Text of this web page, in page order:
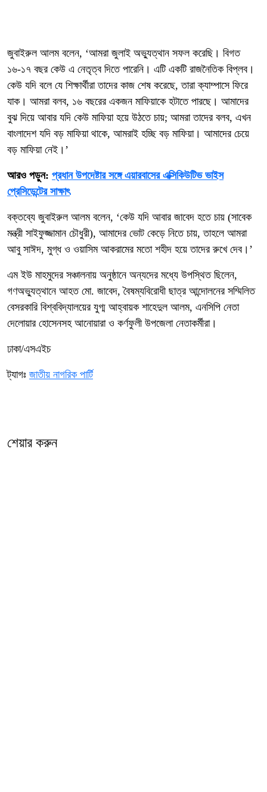
জুবাইরুল আলম বলেন, ‘আমরা জুলাই অভ্যুত্থান সফল করেছি। বিগত
১৬-১৭ বছর কেউ এ নেতৃত্ব দিতে পারেনি। এটি একটি রাজনৈতিক বিপ্লব।
কেউ যদি বলে যে শিক্ষার্থীরা তাদের কাজ শেষ করেছে, তারা ক্যাম্পাসে ফিরে
যাক। আমরা বলব, ১৬ বছরের একজন মাফিয়াকে হটাতে পারছে। আমাদের
বুঝ দিয়ে আবার যদি কেউ মাফিয়া হয়ে উঠতে চায়; আমরা তাদের বলব, এখন
বাংলাদেশ যদি বড় মাফিয়া থাকে, আমরাই হচ্ছি বড় মাফিয়া। আমাদের চেয়ে
বড় মাফিয়া নেই।’
আরও পড়ুন: প্রধান উপদেষ্টার সঙ্গে এয়ারবাসের এক্সিকিউটিভ ভাইস
প্রেসিডেন্টের সাক্ষাৎ
বক্তব্যে জুবাইরুল আলম বলেন, ‘কেউ যদি আবার জাবেদ হতে চায় (সাবেক
মন্ত্রী সাইফুজ্জামান চৌধুরী), আমাদের ভোট কেড়ে নিতে চায়, তাহলে আমরা
আবু সাঈদ, মুগ্ধ ও ওয়াসিম আকরামের মতো শহীদ হয়ে তাদের রুখে দেব।’
এম ইউ মাহমুদের সঞ্চালনায় অনুষ্ঠানে অন্যদের মধ্যে উপস্থিত ছিলেন,
গণঅভ্যুত্থানে আহত মো. জাবেদ, বৈষম্যবিরোধী ছাত্র আন্দোলনের সম্মিলিত
বেসরকারি বিশ্ববিদ্যালয়ের যুগ্ম আহ্বায়ক শাহেদুল আলম, এনসিপি নেতা
দেলোয়ার হোসেনসহ আনোয়ারা ও কর্ণফুলী উপজেলা নেতাকর্মীরা।
ঢাকা/এসএইচ
ট্যাগঃ জাতীয় নাগরিক পার্টি
শেয়ার করুন